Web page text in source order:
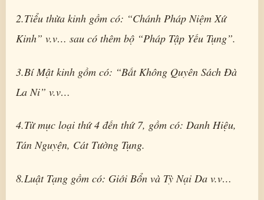
2.Tiểu thừa kinh gồm có: “Chánh Pháp Niệm Xứ
Kinh” v.v… sau có thêm bộ “Pháp Tập Yếu Tụng”.
3.Bí Mật kinh gồm có: “Bất Không Quyên Sách Đà
La Ni” v.v…
4.Từ mục loại thứ 4 đến thứ 7, gồm có: Danh Hiệu,
Tán Nguyện, Cát Tường Tụng.
8.Luật Tạng gồm có: Giới Bổn và Tỳ Nại Da v.v…